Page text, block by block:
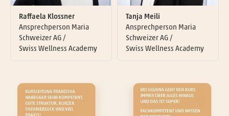
Raffaela Klossner
Ansprechperson Maria
Schweizer AG /
Swiss Wellness Academy
Tanja Meili
Ansprechperson Maria
Schweizer AG /
Swiss Wellness Academy